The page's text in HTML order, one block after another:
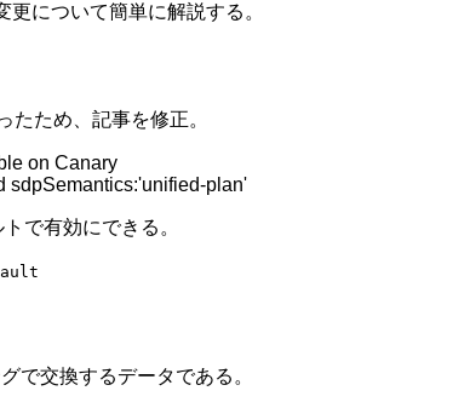
について簡単に解説する。
たため、記事を修正。
on Canary
sdpSemantics:'unified-plan'
で有効にできる。
で交換するデータである。